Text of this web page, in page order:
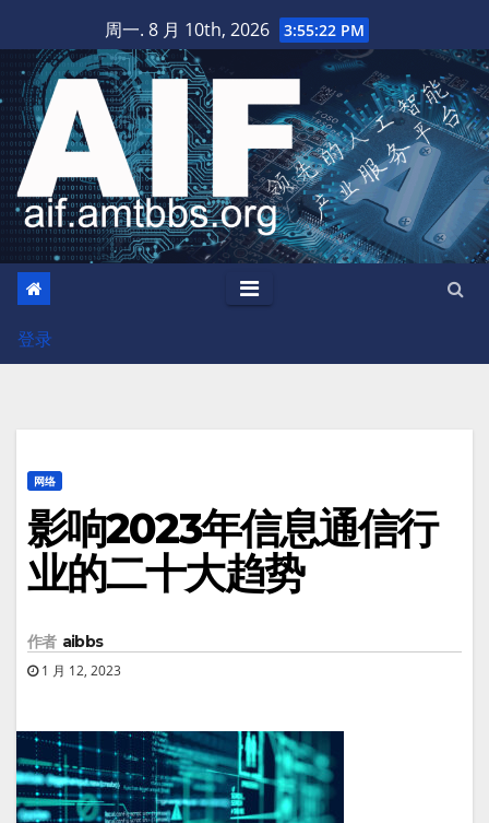
至
内
容
周一. 8 月 10th, 2026 3:55:23 PM
登录
网络
影响2023年信息通信行
业的二十大趋势
作者 aibbs
1 月 12, 2023